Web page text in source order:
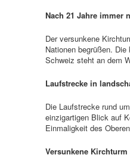
Nach 21 Jahre immer
Der versunkene
Nationen begrüßen.
Schweiz steht an dem
Laufstrecke in
Die Laufstrecke rund
einzigartigen Blick auf
Einmaligkeit des
Versunkene